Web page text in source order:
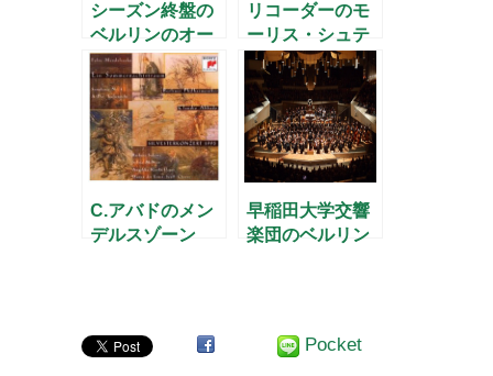
シーズン終盤の
ベルリンのオー
ケストラ
リコーダーのモ
ーリス・シュテ
ーガーが初来日
公演
C.アバドのメン
デルスゾーン
早稲田大学交響
楽団のベルリン
Pocket